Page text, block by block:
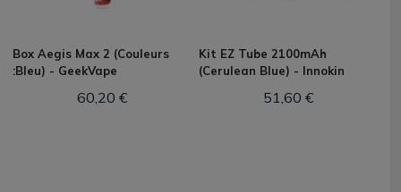
Box Aegis Max 2 (Couleurs
:Bleu) - GeekVape
60,20 €
Kit EZ Tube 2100mAh
(Cerulean Blue) - Innokin
51,60 €